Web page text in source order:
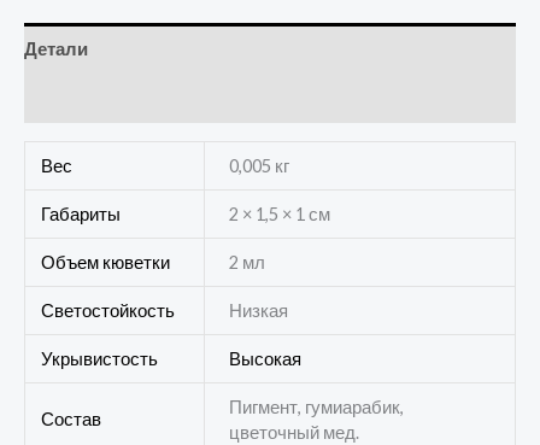
Детали
Вес 0,005 кг
Габариты 2 × 1,5 × 1 см
Объем кюветки 2 мл
Светостойкость Низкая
Укрывистость Высокая
Состав
Пигмент, гумиарабик,
цветочный мед.